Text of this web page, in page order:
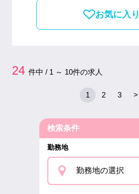
お気に入り
24 件中 / 1 ～ 10件の求人
1 2 3 >
検索条件
勤務地
勤務地の選択